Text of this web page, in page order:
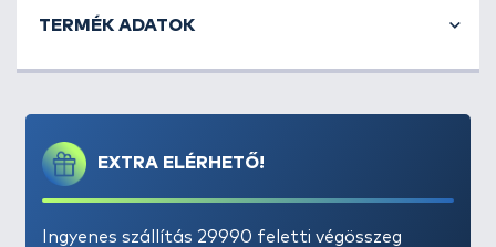
EXTRA ELÉRHETŐ!
Ingyenes szállítás 29990 feletti végösszeg
TERMÉK ADATOK